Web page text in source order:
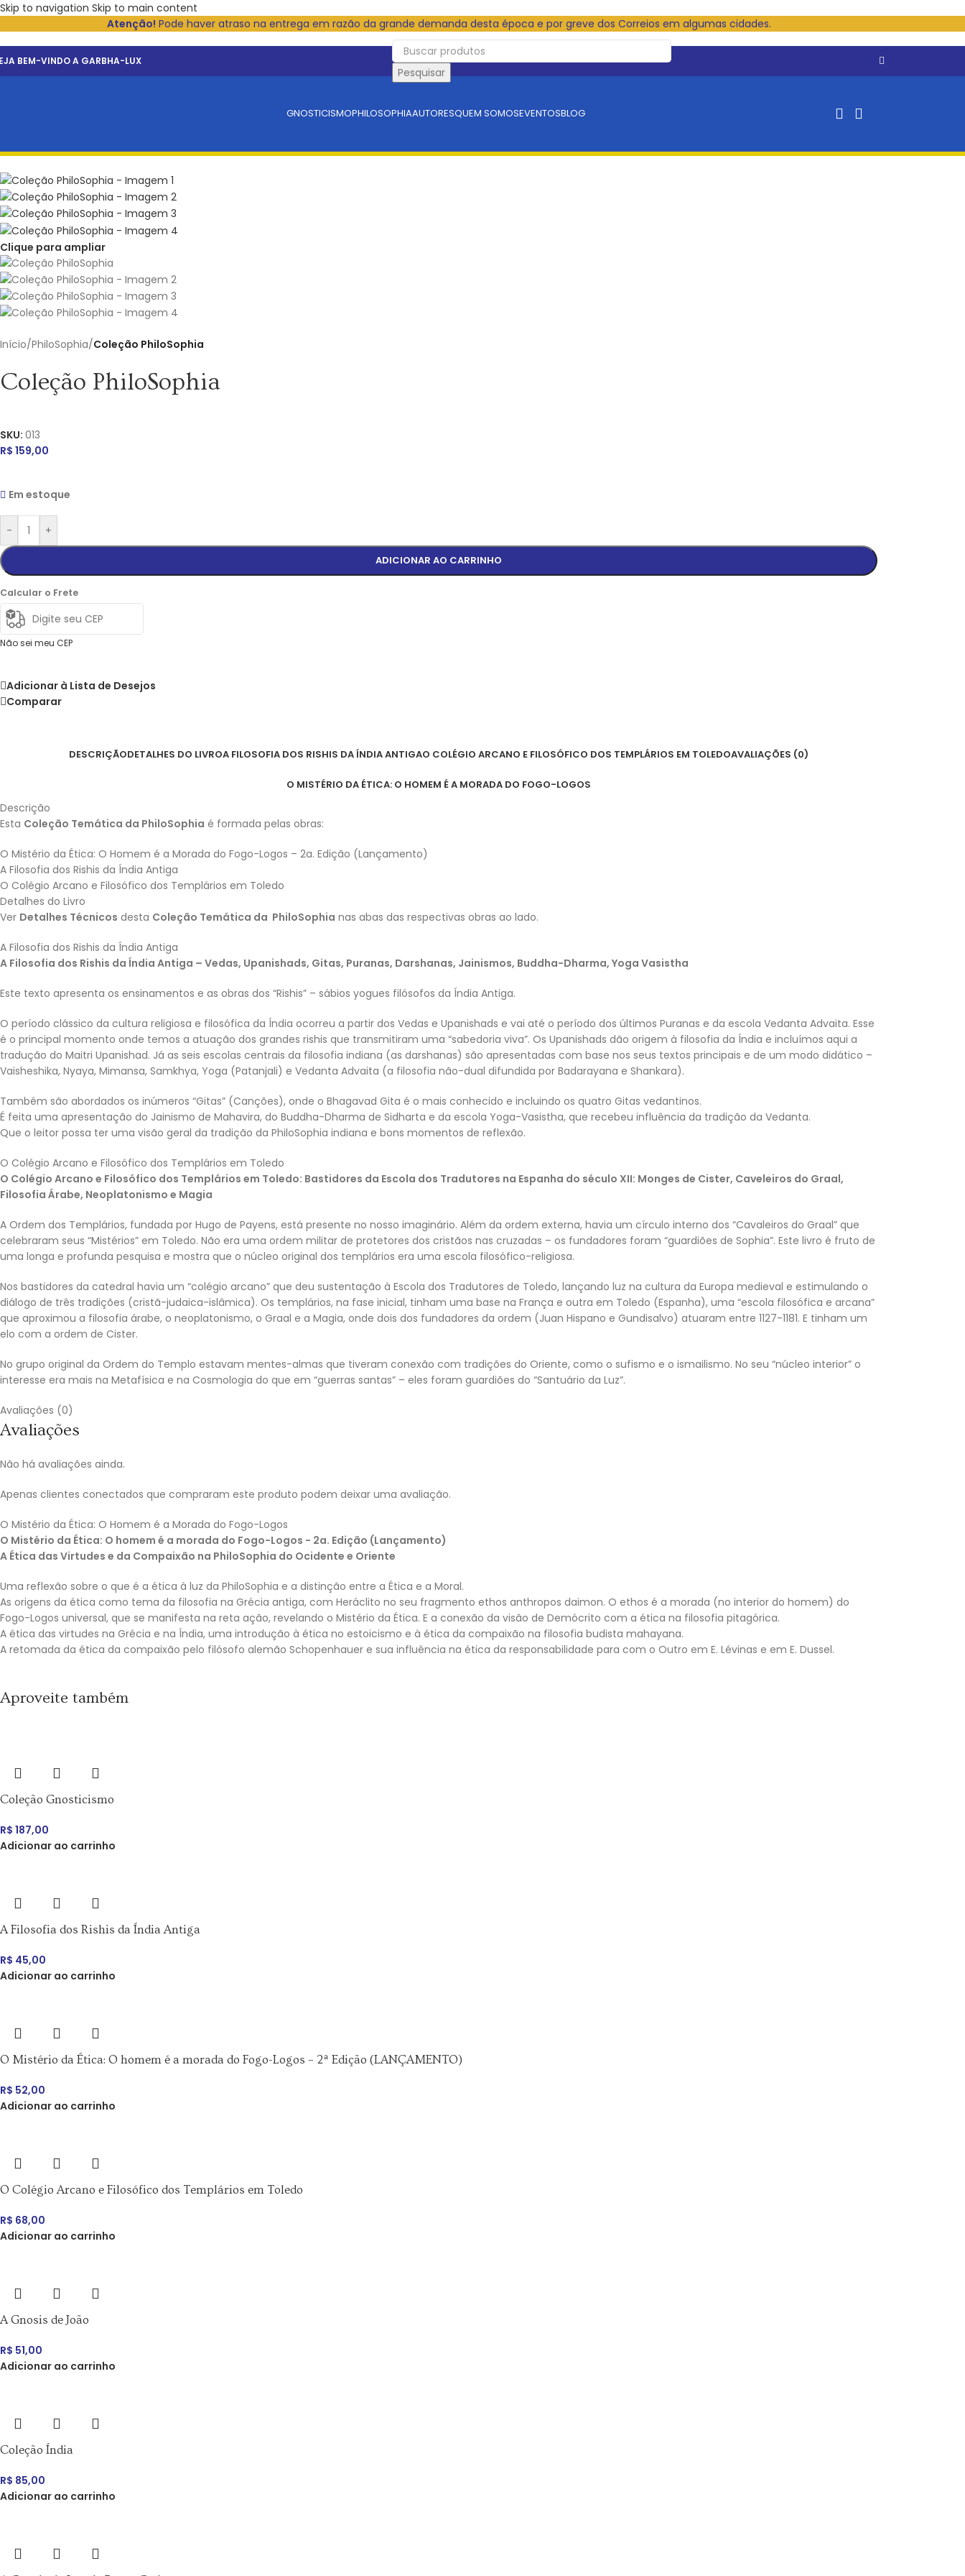
Skip to navigation Skip to main content
Atenção! Pode haver atraso na entrega em razão da grande demanda desta época e por greve dos Correios em algumas cidades.
BEM-VINDO A GARBHA-LUX
Pesquisar
GNOSTICISMOPHILOSOPHIAAUTORESQUEM SOMOSEVENTOSBLOG
Clique para ampliar
Início/PhiloSophia/Coleção PhiloSophia
Coleção PhiloSophia
SKU: 013
R$ 159,00
Em estoque
- +
ADICIONAR AO CARRINHO
Calcular o Frete
Não sei meu CEP
Adicionar à Lista de Desejos
Comparar
DESCRIÇÃODETALHES DO LIVROA FILOSOFIA DOS RISHIS DA ÍNDIA ANTIGAO COLÉGIO ARCANO E FILOSÓFICO DOS TEMPLÁRIOS EM TOLEDOAVALIAÇÕES (0)
O MISTÉRIO DA ÉTICA: O HOMEM É A MORADA DO FOGO-LOGOS
Descrição
Esta Coleção Temática da PhiloSophia é formada pelas obras:
O Mistério da Ética: O Homem é a Morada do Fogo-Logos – 2a. Edição (Lançamento)
A Filosofia dos Rishis da Índia Antiga
O Colégio Arcano e Filosófico dos Templários em Toledo
Detalhes do Livro
Ver Detalhes Técnicos desta Coleção Temática da PhiloSophia nas abas das respectivas obras ao lado.
A Filosofia dos Rishis da Índia Antiga
A Filosofia dos Rishis da Índia Antiga – Vedas, Upanishads, Gitas, Puranas, Darshanas, Jainismos, Buddha-Dharma, Yoga Vasistha
Este texto apresenta os ensinamentos e as obras dos “Rishis” – sábios yogues filósofos da Índia Antiga.
O período clássico da cultura religiosa e filosófica da Índia ocorreu a partir dos Vedas e Upanishads e vai até o período dos últimos Puranas e da escola Vedanta Advaita. Esse
é o principal momento onde temos a atuação dos grandes rishis que transmitiram uma “sabedoria viva”. Os Upanishads dão origem à filosofia da Índia e incluímos aqui a
tradução do Maitri Upanishad. Já as seis escolas centrais da filosofia indiana (as darshanas) são apresentadas com base nos seus textos principais e de um modo didático –
Vaisheshika, Nyaya, Mimansa, Samkhya, Yoga (Patanjali) e Vedanta Advaita (a filosofia não-dual difundida por Badarayana e Shankara).
Também são abordados os inúmeros “Gitas” (Canções), onde o Bhagavad Gita é o mais conhecido e incluindo os quatro Gitas vedantinos.
É feita uma apresentação do Jainismo de Mahavira, do Buddha-Dharma de Sidharta e da escola Yoga-Vasistha, que recebeu influência da tradição da Vedanta.
Que o leitor possa ter uma visão geral da tradição da PhiloSophia indiana e bons momentos de reflexão.
O Colégio Arcano e Filosófico dos Templários em Toledo
O Colégio Arcano e Filosófico dos Templários em Toledo: Bastidores da Escola dos Tradutores na Espanha do século XII: Monges de Cister, Caveleiros do Graal,
Filosofia Árabe, Neoplatonismo e Magia
A Ordem dos Templários, fundada por Hugo de Payens, está presente no nosso imaginário. Além da ordem externa, havia um círculo interno dos “Cavaleiros do Graal” que
celebraram seus “Mistérios” em Toledo. Não era uma ordem militar de protetores dos cristãos nas cruzadas – os fundadores foram “guardiões de Sophia”. Este livro é fruto de
uma longa e profunda pesquisa e mostra que o núcleo original dos templários era uma escola filosófico-religiosa.
Nos bastidores da catedral havia um “colégio arcano” que deu sustentação à Escola dos Tradutores de Toledo, lançando luz na cultura da Europa medieval e estimulando o
diálogo de três tradições (cristã-judaica-islâmica). Os templários, na fase inicial, tinham uma base na França e outra em Toledo (Espanha), uma “escola filosófica e arcana”
que aproximou a filosofia árabe, o neoplatonismo, o Graal e a Magia, onde dois dos fundadores da ordem (Juan Hispano e Gundisalvo) atuaram entre 1127-1181. E tinham um
elo com a ordem de Cister.
No grupo original da Ordem do Templo estavam mentes-almas que tiveram conexão com tradições do Oriente, como o sufismo e o ismailismo. No seu “núcleo interior” o
interesse era mais na Metafísica e na Cosmologia do que em “guerras santas” – eles foram guardiões do “Santuário da Luz”.
Avaliações (0)
Avaliações
Não há avaliações ainda.
Apenas clientes conectados que compraram este produto podem deixar uma avaliação.
O Mistério da Ética: O Homem é a Morada do Fogo-Logos
O Mistério da Ética: O homem é a morada do Fogo-Logos - 2a. Edição (Lançamento)
A Ética das Virtudes e da Compaixão na PhiloSophia do Ocidente e Oriente
Uma reflexão sobre o que é a ética à luz da PhiloSophia e a distinção entre a Ética e a Moral.
As origens da ética como tema da filosofia na Grécia antiga, com Heráclito no seu fragmento ethos anthropos daimon. O ethos é a morada (no interior do homem) do
Fogo-Logos universal, que se manifesta na reta ação, revelando o Mistério da Ética. E a conexão da visão de Demócrito com a ética na filosofia pitagórica.
A ética das virtudes na Grécia e na Índia, uma introdução à ética no estoicismo e à ética da compaixão na filosofia budista mahayana.
A retomada da ética da compaixão pelo filósofo alemão Schopenhauer e sua influência na ética da responsabilidade para com o Outro em E. Lévinas e em E. Dussel.
Aproveite também
Coleção Gnosticismo
R$ 187,00
Adicionar ao carrinho
A Filosofia dos Rishis da Índia Antiga
R$ 45,00
Adicionar ao carrinho
O Mistério da Ética: O homem é a morada do Fogo-Logos – 2ª Edição (LANÇAMENTO)
R$ 52,00
Adicionar ao carrinho
O Colégio Arcano e Filosófico dos Templários em Toledo
R$ 68,00
Adicionar ao carrinho
A Gnosis de João
R$ 51,00
Adicionar ao carrinho
Coleção Índia
R$ 85,00
Adicionar ao carrinho